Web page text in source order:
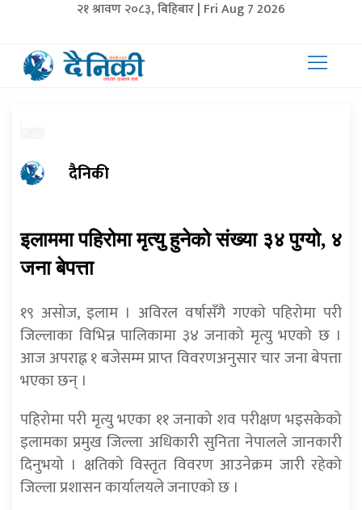
२१ श्रावण २०८३, बिहिबार | Fri Aug 7 2026
दैनिकी
इलाममा पहिरोमा मृत्यु हुनेको संख्या ३४ पुग्यो, ४
जना बेपत्ता
१९ असोज, इलाम । अविरल वर्षासँगै गएको पहिरोमा परी
जिल्लाका विभिन्न पालिकामा ३४ जनाको मृत्यु भएको छ ।
आज अपराह्न १ बजेसम्म प्राप्त विवरणअनुसार चार जना बेपत्ता
भएका छन् ।
पहिरोमा परी मृत्यु भएका ११ जनाको शव परीक्षण भइसकेको
इलामका प्रमुख जिल्ला अधिकारी सुनिता नेपालले जानकारी
दिनुभयो । क्षतिको विस्तृत विवरण आउनेक्रम जारी रहेको
जिल्ला प्रशासन कार्यालयले जनाएको छ ।